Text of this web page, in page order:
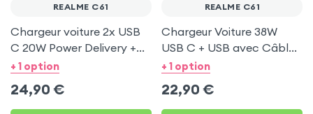
REALME C61
Chargeur voiture 2x USB
C 20W Power Delivery +
Câble USB C 60W pour
+ 1 option
24,90 €
REALME C61
Chargeur Voiture 38W
USB C + USB avec Câble
type C Swissten pour
+ 1 option
22,90 €